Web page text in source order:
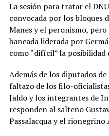
La sesión para tratar el
convocada por los bloques
Manes y el peronismo,
bancada liderada por
como “difícil” la posibilidad
Además de los diputados
faltazo de los filo-
Jaldo y los integrantes de
responden al salteño
Passalacqua y el